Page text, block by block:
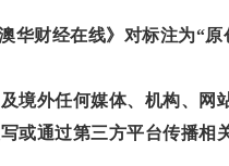
华财经在线》对标注为“原
境外任何媒体、机构、网
或通过第三方平台传播相